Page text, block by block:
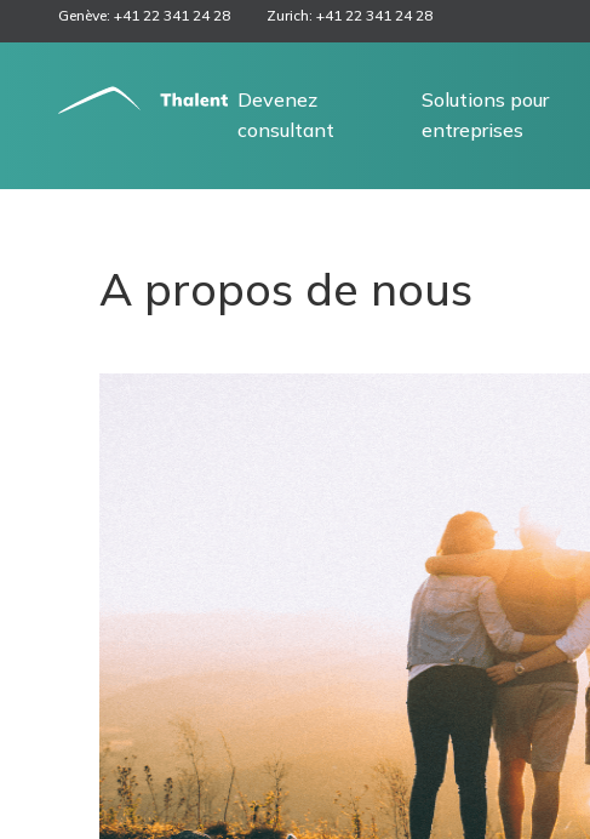
Genève: +41 22 341 24 28 Zurich: +41 22 341 24 28
Devenez
consultant
Solutions pour
entreprises
A propos de nous